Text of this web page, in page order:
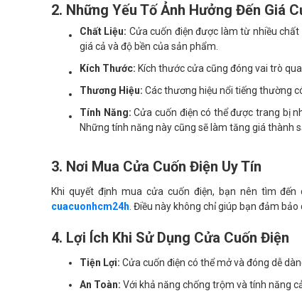
2. Những Yếu Tố Ảnh Hưởng Đến Giá
Chất Liệu: Cửa cuốn điện được làm từ nhiều
giá cả và độ bền của sản phẩm.
Kích Thước: Kích thước cửa cũng đóng vai trò
Thương Hiệu: Các thương hiệu nổi tiếng thường
Tính Năng: Cửa cuốn điện có thể được trang bị
Những tính năng này cũng sẽ làm tăng giá thành
3. Nơi Mua Cửa Cuốn Điện Uy Tín
Khi quyết định mua cửa cuốn điện, bạn nên tìm
cuacuonhcm24h . Điều này không chỉ giúp bạn đảm
4. Lợi Ích Khi Sử Dụng Cửa Cuốn Điện
Tiện Lợi: Cửa cuốn điện có thể mở và đóng dễ
An Toàn: Với khả năng chống trộm và tính năng